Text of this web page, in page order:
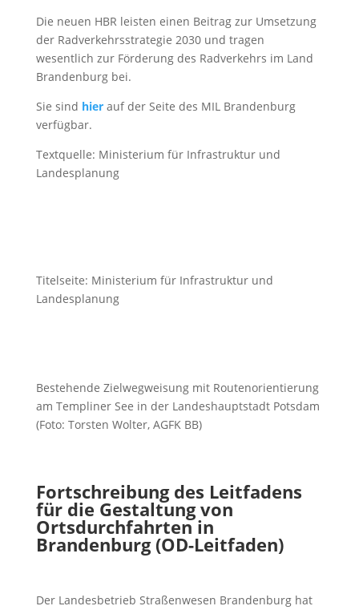
Die neuen HBR leisten einen Beitrag zur Umsetzung
der Radverkehrsstrategie 2030 und tragen
wesentlich zur Förderung des Radverkehrs im Land
Brandenburg bei.
Sie sind hierauf der Seite des MIL Brandenburg
verfügbar.
Textquelle: Ministerium für Infrastruktur und
Landesplanung
Titelseite: Ministerium für Infrastruktur und
Landesplanung
Bestehende Zielwegweisung mit Routenorientierung
am Templiner See in der Landeshauptstadt Potsdam
(Foto: Torsten Wolter, AGFK BB)
Fortschreibung des Leitfadens
für die Gestaltung von
Ortsdurchfahrten in
Brandenburg (OD-Leitfaden)
Der Landesbetrieb Straßenwesen Brandenburg hat